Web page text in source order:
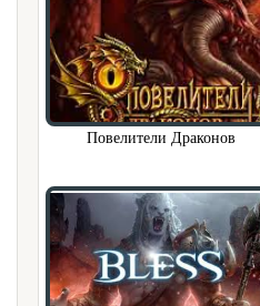
Повелители Драконов